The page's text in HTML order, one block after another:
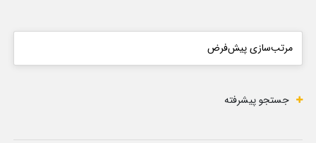
جستجو پیشرفته